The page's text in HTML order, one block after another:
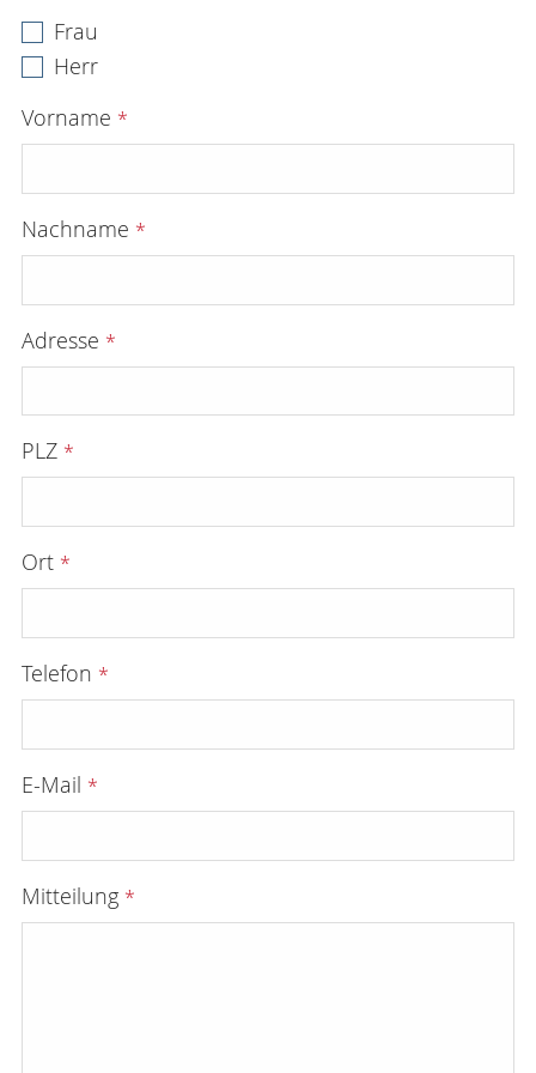
Frau
Herr
Vorname *
Nachname *
Adresse *
PLZ *
Ort *
Telefon *
E-Mail *
Mitteilung *